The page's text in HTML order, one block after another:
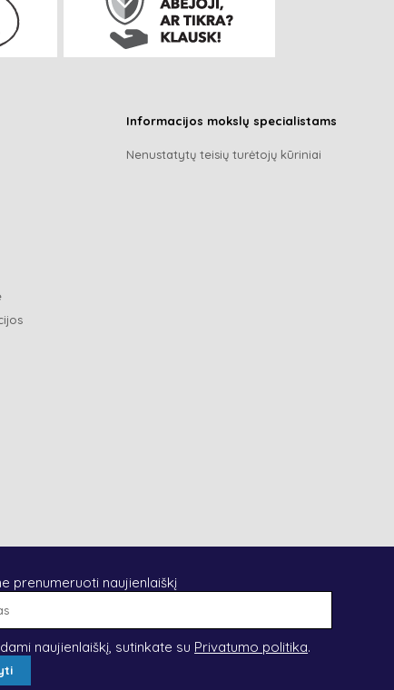
Informacijos mokslų specialistams
Nenustatytų teisių turėtojų kūriniai
prenumeruoti naujienlaiškį
naujienlaiškį, sutinkate su Privatumo politika.